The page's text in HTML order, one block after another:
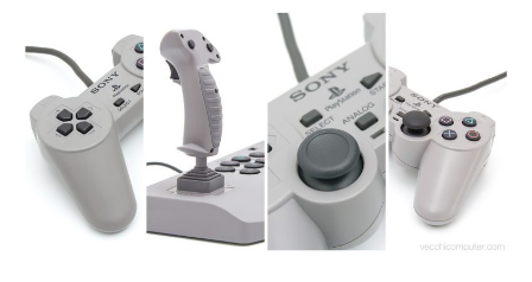
della
PlayStation